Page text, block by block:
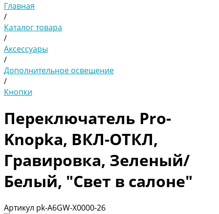
Главная
/
Каталог товара
/
Аксессуары
/
Дополнительное освещение
/
Кнопки
Переключатель Pro-
Knopka, ВКЛ-ОТКЛ,
Гравировка, Зеленый/
Белый, "Свет в салоне"
Артикул pk-A6GW-X0000-26